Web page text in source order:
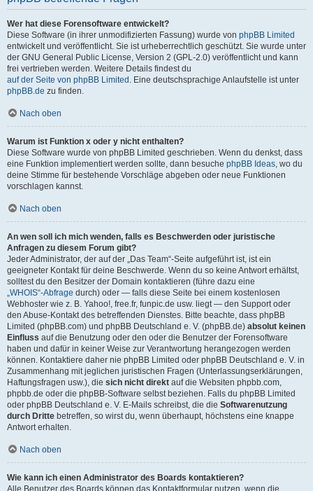
Wer hat diese Forensoftware entwickelt?
Diese Software (in ihrer unmodifizierten Fassung) wurde von phpBB Limited
entwickelt und veröffentlicht. Sie ist urheberrechtlich geschützt. Sie wurde unter
der GNU General Public License, Version 2 (GPL-2.0) veröffentlicht und kann
frei vertrieben werden. Weitere Details findest du
auf der Seite von phpBB Limited . Eine deutschsprachige Anlaufstelle ist unter
phpBB.de zu finden.
Nach oben
Warum ist Funktion x oder y nicht enthalten?
Diese Software wurde von phpBB Limited geschrieben. Wenn du denkst, dass
eine Funktion implementiert werden sollte, dann besuche phpBB Ideas, wo du
deine Stimme für bestehende Vorschläge abgeben oder neue Funktionen
vorschlagen kannst.
Nach oben
An wen soll ich mich wenden, falls es Beschwerden oder juristische
Anfragen zu diesem Forum gibt?
Jeder Administrator, der auf der „Das Team“-Seite aufgeführt ist, ist ein
geeigneter Kontakt für deine Beschwerde. Wenn du so keine Antwort erhältst,
solltest du den Besitzer der Domain kontaktieren (führe dazu eine
„WHOIS“-Abfrage durch) oder — falls diese Seite bei einem kostenlosen
Webhoster wie z. B. Yahoo!, free.fr, funpic.de usw. liegt — den Support oder
den Abuse-Kontakt des betreffenden Dienstes. Bitte beachte, dass phpBB
Limited (phpBB.com) und phpBB Deutschland e. V. (phpBB.de) absolut keinen
Einfluss auf die Benutzung oder den oder die Benutzer der Forensoftware
haben und dafür in keiner Weise zur Verantwortung herangezogen werden
können. Kontaktiere daher nie phpBB Limited oder phpBB Deutschland e. V. in
Zusammenhang mit jeglichen juristischen Fragen (Unterlassungserklärungen,
Haftungsfragen usw.), die sich nicht direkt auf die Websiten phpbb.com,
phpbb.de oder die phpBB-Software selbst beziehen. Falls du phpBB Limited
oder phpBB Deutschland e. V. E-Mails schreibst, die die Softwarenutzung
durch Dritte betreffen, so wirst du, wenn überhaupt, höchstens eine knappe
Antwort erhalten.
Nach oben
Wie kann ich einen Administrator des Boards kontaktieren?
Alle Benutzer des Boards können das Kontaktformular nutzen, wenn die